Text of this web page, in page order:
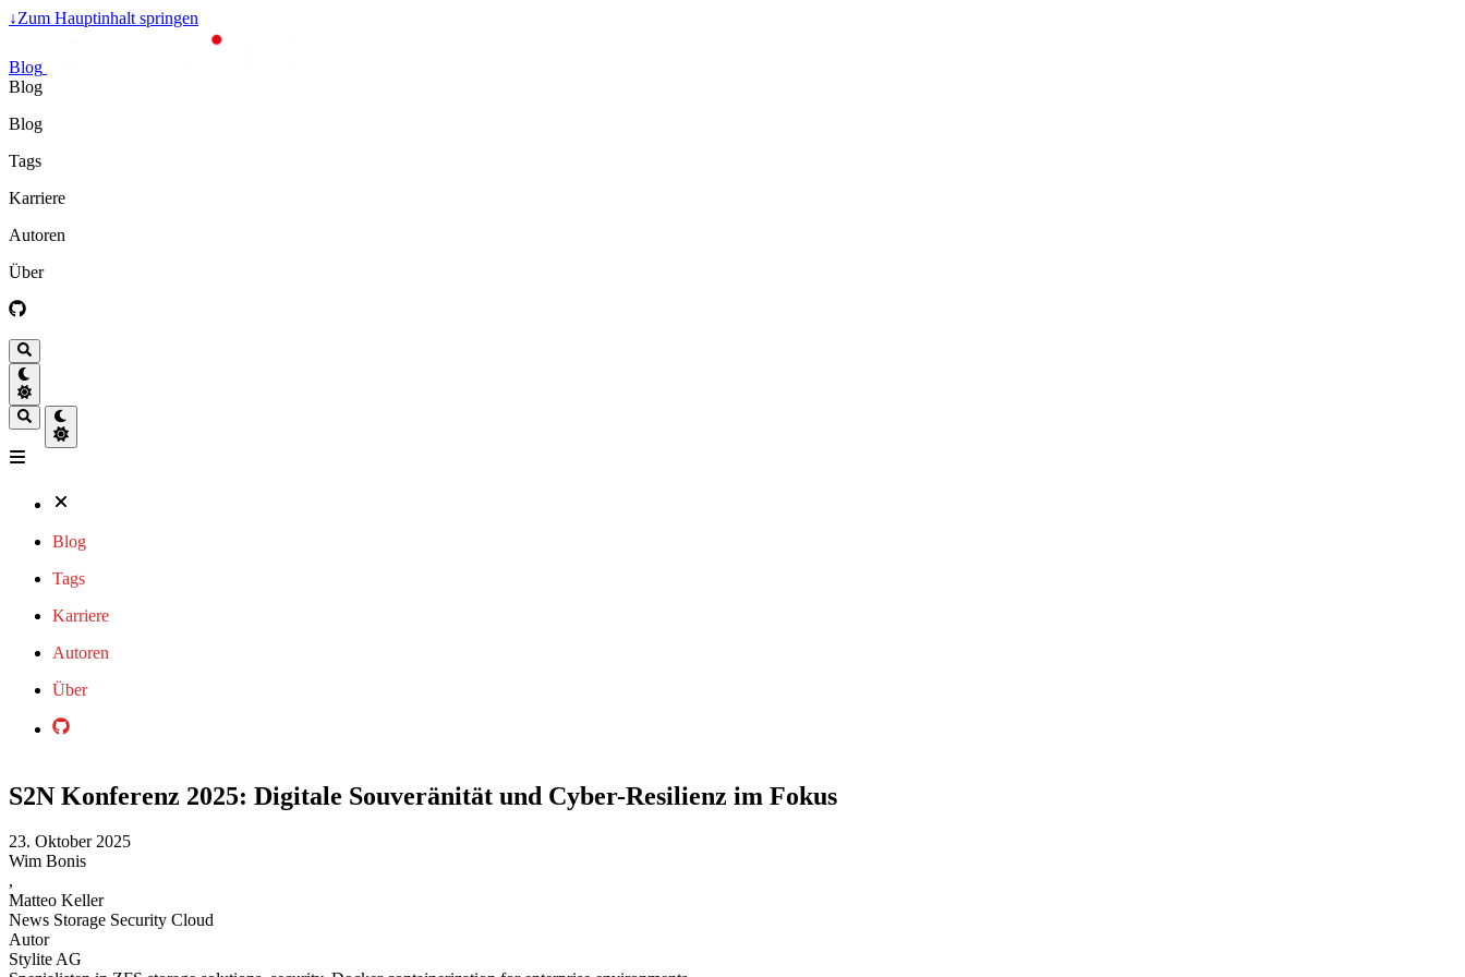
↓Zum Hauptinhalt springen
Blog
Blog
Blog
Tags
Karriere
Autoren
Über
Blog
Tags
Karriere
Autoren
Über
S2N Konferenz 2025: Digitale Souveränität und Cyber-Resilienz im Fokus
23. Oktober 2025
Wim Bonis
,
Matteo Keller
News Storage Security Cloud
Autor
Stylite AG